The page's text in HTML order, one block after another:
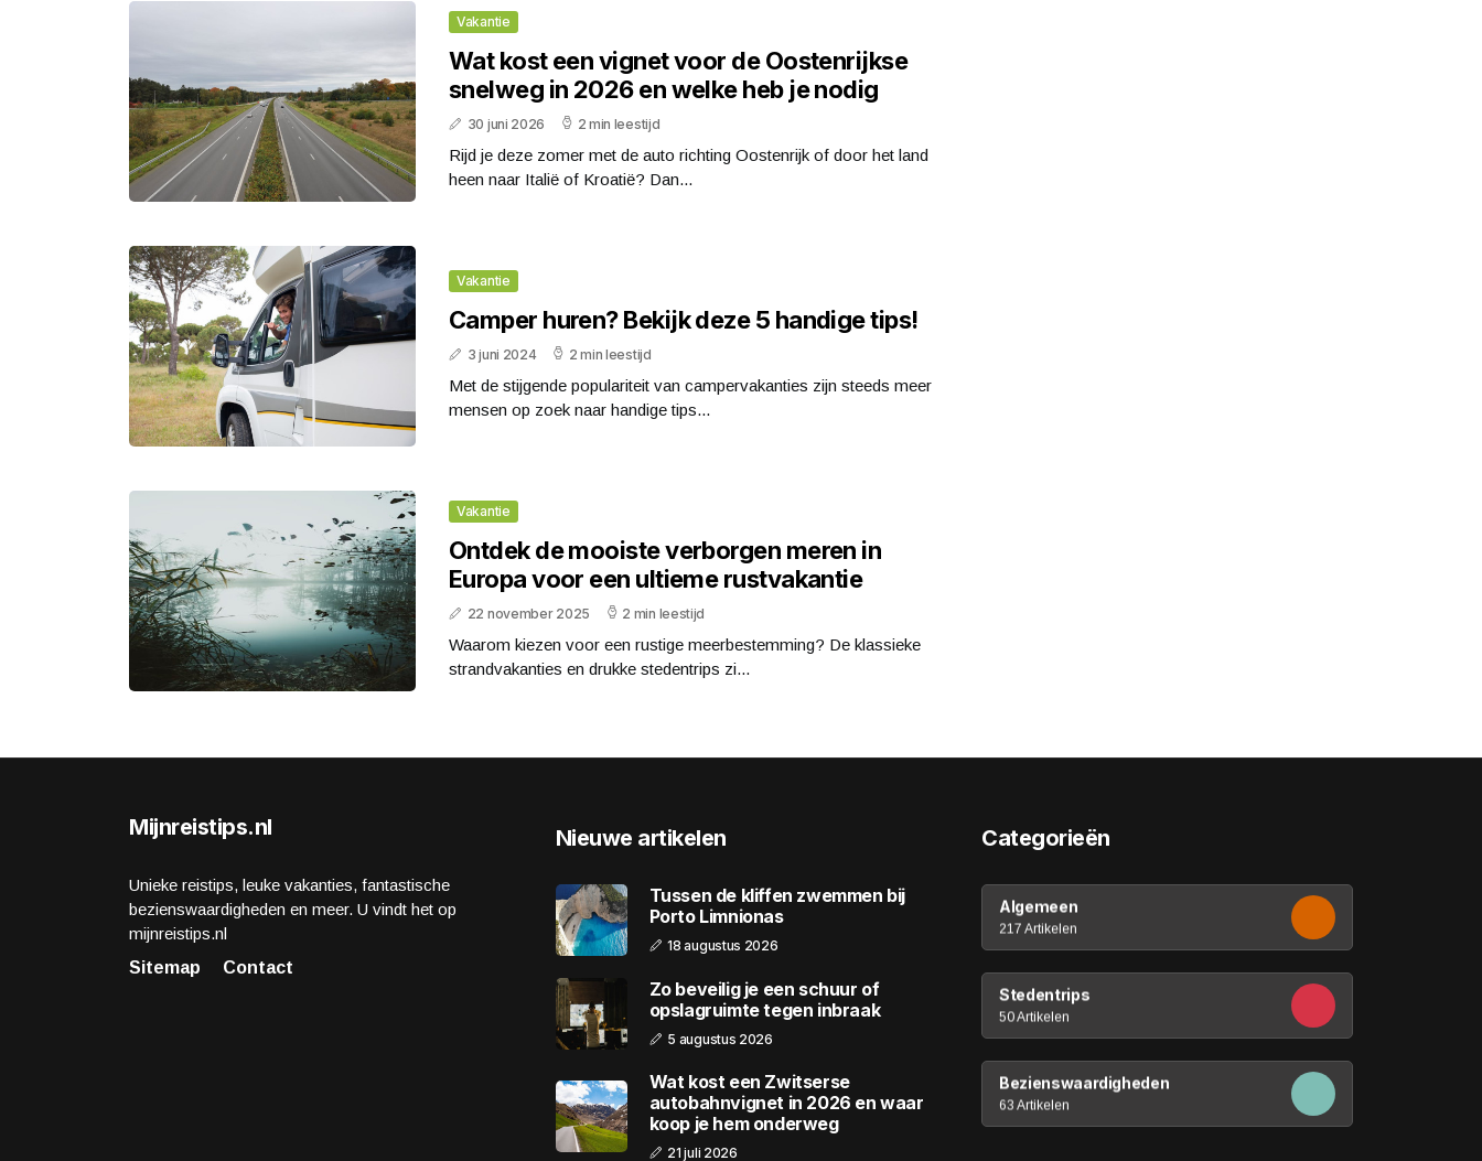
Vakantie
Wat kost een vignet voor de Oostenrijkse
snelweg in 2026 en welke heb je nodig
30 juni 2026 2 min leestijd
Rijd je deze zomer met de auto richting Oostenrijk of door het land
heen naar Italië of Kroatië? Dan...
Vakantie
Camper huren? Bekijk deze 5 handige tips!
3 juni 2024 2 min leestijd
Met de stijgende populariteit van campervakanties zijn steeds meer
mensen op zoek naar handige tips...
Vakantie
Ontdek de mooiste verborgen meren in
Europa voor een ultieme rustvakantie
22 november 2025 2 min leestijd
Waarom kiezen voor een rustige meerbestemming? De klassieke
strandvakanties en drukke stedentrips zi...
Mijnreistips.nl
Unieke reistips, leuke vakanties, fantastische
bezienswaardigheden en meer. U vindt het op
mijnreistips.nl
Sitemap
Contact
Nieuwe artikelen
Tussen de kliffen zwemmen bij
Porto Limnionas
18 augustus 2026
Zo beveilig je een schuur of
opslagruimte tegen inbraak
5 augustus 2026
Wat kost een Zwitserse
autobahnvignet in 2026 en waar
koop je hem onderweg
21 juli 2026
Categorieën
Algemeen
217 Artikelen
Stedentrips
50 Artikelen
Bezienswaardigheden
63 Artikelen